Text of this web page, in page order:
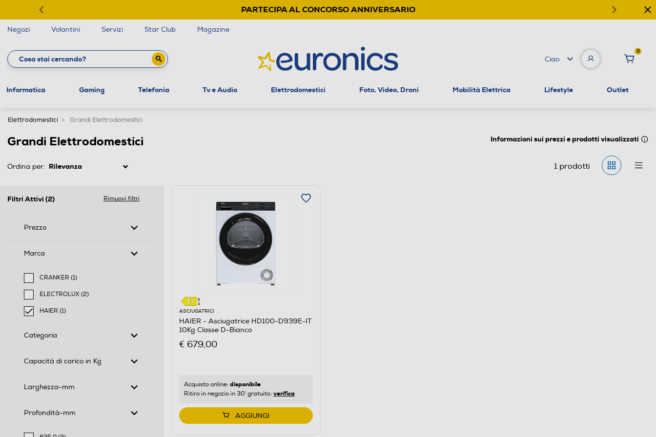
PARTECIPA AL CONCORSO ANNIVERSARIO
Negozi Volantini Servizi Star Club Magazine
Ciao
0
Informatica Gaming Telefonia Tv e Audio Elettrodomestici Foto, Video, Droni Mobilità Elettrica Lifestyle Outlet
Elettrodomestici Grandi Elettrodomestici
Grandi Elettrodomestici Informazioni sui prezzi e prodotti visualizzati
Ordina per: 1prodotti
Filtri Attivi (2) Rimuovi filtri
Prezzo
Marca
CRANKER (1)
Filtra per Marca: CRANKER
ELECTROLUX (2)
Filtra per Marca: ELECTROLUX
HAIER (1)
Categoria
Capacità di carico in Kg
Larghezza-mm
Profondità-mm
ASCIUGATRICI
HAIER - Asciugatrice HD100-D939E-IT
10Kg Classe D-Bianco
€ 679,00
Acquisto online: disponibile
Ritiro in negozio in 30' gratuito: verifica
AGGIUNGI